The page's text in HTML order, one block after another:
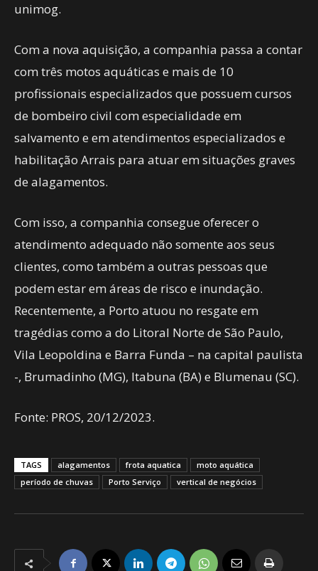
unimog.
Com a nova aquisição, a companhia passa a contar
com três motos aquáticas e mais de 10
profissionais especializados que possuem cursos
de bombeiro civil com especialidade em
salvamento e em atendimentos especializados e
habilitação Arrais para atuar em situações graves
de alagamentos.
Com isso, a companhia consegue oferecer o
atendimento adequado não somente aos seus
clientes, como também a outras pessoas que
podem estar em áreas de risco e inundação.
Recentemente, a Porto atuou no resgate em
tragédias como a do Litoral Norte de São Paulo,
Vila Leopoldina e Barra Funda – na capital paulista
-, Brumadinho (MG), Itabuna (BA) e Blumenau (SC).
Fonte: PROS, 20/12/2023.
TAGS alagamentos frota aquatica
moto aquática
período de chuvas
Porto Serviço vertical de negócios